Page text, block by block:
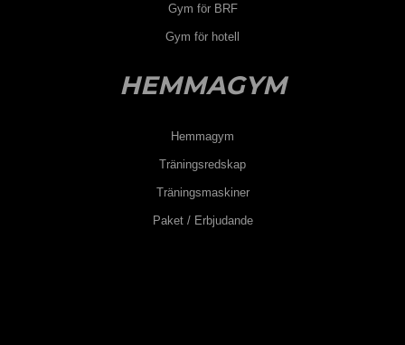
Gym för BRF
Gym för hotell
HEMMAGYM
Hemmagym
Träningsredskap
Träningsmaskiner
Paket / Erbjudande